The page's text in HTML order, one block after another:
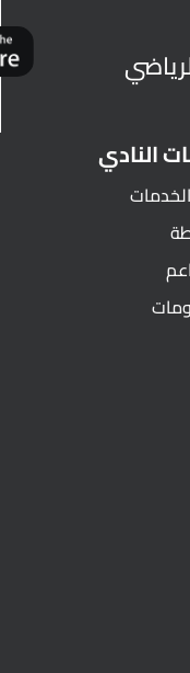
النادي